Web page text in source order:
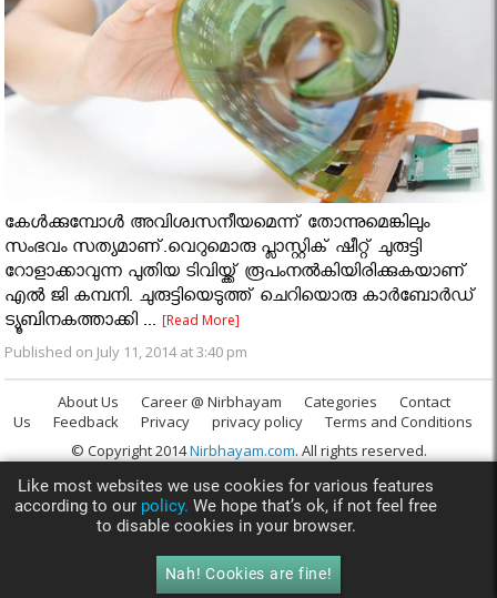
കേൾക്കുമ്പോൾ അവിശ്വസനീയമെന്ന് തോന്നുമെങ്കിലും
സംഭവം സത്യമാണ്.വെറുമൊരു പ്ലാസ്റ്റിക് ഷീറ്റ് ചുരുട്ടി
റോളാക്കാവുന്ന പുതിയ ടിവിയ്ക്ക് രൂപംനല്‍കിയിരിക്കുകയാണ്
എൽ ജി കമ്പനി. ചുരുട്ടിയെടുത്ത് ചെറിയൊരു കാര്‍ബോര്‍ഡ്
ട്യൂബിനകത്താക്കി ...[Read More]
Published on July 11, 2014 at 3:40 pm
About Us Career @ Nirbhayam Categories
Contact
Us
Feedback Privacy privacy policy
Terms and Conditions
© Copyright 2014Nirbhayam.com. All rights reserved.
Like most websites we use cookies for various features
according to our policy. We hope that’s ok, if not feel free
to disable cookies in your browser.
Nah! Cookies are fine!